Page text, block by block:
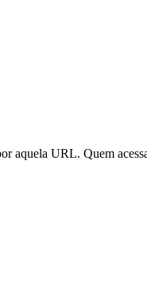
aquela URL. Quem